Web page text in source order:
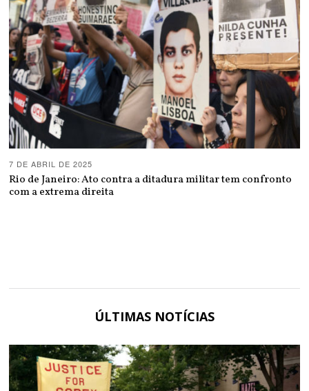
7 DE ABRIL DE 2025
Rio de Janeiro: Ato contra a ditadura militar tem confronto
com a extrema direita
ÚLTIMAS NOTÍCIAS